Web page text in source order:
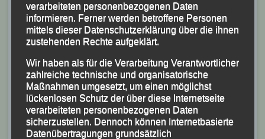
verarbeiteten personenbezogenen Daten
informieren. Ferner werden betroffene Personen
mittels dieser Datenschutzerklärung über die ihnen
zustehenden Rechte aufgeklärt.
Wir haben als für die Verarbeitung Verantwortlicher
zahlreiche technische und organisatorische
Maßnahmen umgesetzt, um einen möglichst
lückenlosen Schutz der über diese Internetseite
verarbeiteten personenbezogenen Daten
sicherzustellen. Dennoch können Internetbasierte
Datenübertragungen grundsätzlich